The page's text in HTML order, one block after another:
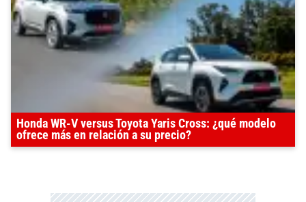
Honda WR-V versus Toyota Yaris Cross: ¿qué modelo
ofrece más en relación a su precio?